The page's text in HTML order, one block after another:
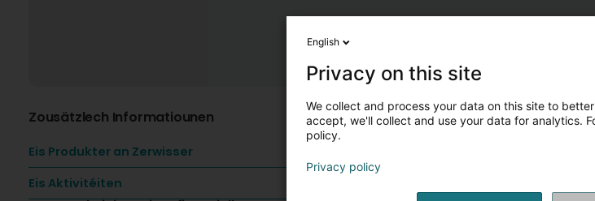
Zousätzlech Informatiounen
Eis Produkter an Zerwisser
Eis Aktivitéiten
English
Privacy on this site
We collect and process your data on this site to
accept, we'll collect and use your data for analytics.
policy.
Privacy policy